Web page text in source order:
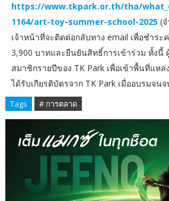
https://www.tkpark.or.th/tha/
1164/art-toy-summer-school-2025(จ
เจ้าหน้าที่จะติดต่อกลับทาง email เพื่อชำระ
3,900 บาทและยืนยันสิทธิ์การเข้าร่วม ทั้งนี้
สมาชิกรายปีของ TK Park เพื่อเข้าพื้นที่แห
ได้รับเกียรติบัตรจาก TK Park เมื่ออบรมจน
Tags # การตลาด